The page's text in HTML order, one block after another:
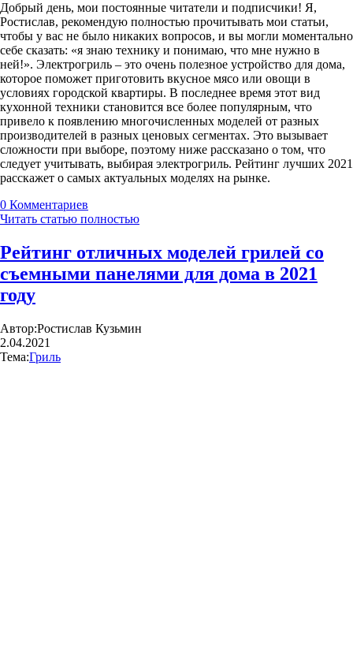
Добрый день, мои постоянные читатели и подписчики! Я,
Ростислав, рекомендую полностью прочитывать мои статьи,
чтобы у вас не было никаких вопросов, и вы могли моментально
себе сказать: «я знаю технику и понимаю, что мне нужно в
ней!». Электрогриль – это очень полезное устройство для дома,
которое поможет приготовить вкусное мясо или овощи в
условиях городской квартиры. В последнее время этот вид
кухонной техники становится все более популярным, что
привело к появлению многочисленных моделей от разных
производителей в разных ценовых сегментах. Это вызывает
сложности при выборе, поэтому ниже рассказано о том, что
следует учитывать, выбирая электрогриль. Рейтинг лучших 2021
расскажет о самых актуальных моделях на рынке.
0 Комментариев
Читать статью полностью
Рейтинг отличных моделей грилей со
съемными панелями для дома в 2021
году
Автор:Ростислав Кузьмин
2.04.2021
Тема:Гриль